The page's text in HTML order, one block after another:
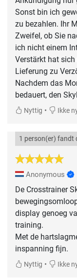
Sonst bin ich
zu bezahlen. Ihr
Zweifel, ob Sie
ich nicht einem
Verstärkt hat sich
Lieferung zu
Nachdem das
bedauert, den
Nyttig • Ikke
1 person(er) fandt
Anonymous
De Crosstrainer
display genoeg
training.
Met de
inspanning fijn.
Nyttig • Ikke